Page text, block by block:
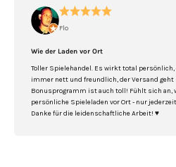
Flo
Wie der Laden vor Ort
Toller Spielehandel. Es wirkt total
immer nett und freundlich, der Versand geht
Bonusprogramm ist auch toll! Fühlt sich an,
persönliche Spieleladen vor Ort - nur
Danke für die leidenschaftliche Arbeit! ♥️